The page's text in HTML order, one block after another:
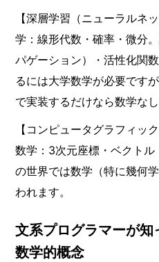
【深層学習（ニューラル
学：線形代数・確率・微分
パゲーション）・活性化関
るには大学数学が必要です
で実装するだけなら数学な
【コンピュータグラフィ
数学：3次元座標・ベクト
の世界では数学（特に幾何
われます。
文系プログラマーが
数学的概念